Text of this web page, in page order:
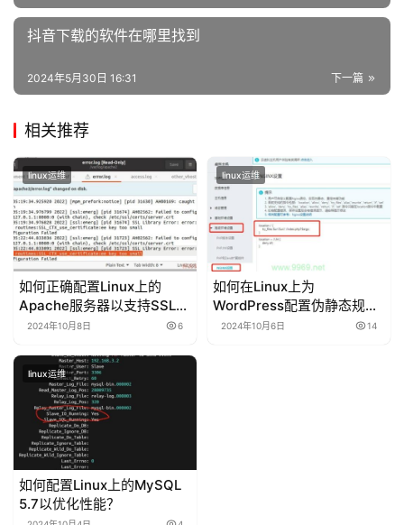
抖音下载的软件在哪里找到
下一篇
2024年5月30日 16:31
相关推荐
linux运维
如何正确配置Linux上的
Apache服务器以支持SSL加
密连接？
2024年10月8日 6
linux运维
如何在Linux上为
WordPress配置伪静态规
则？
2024年10月6日 14
linux运维
如何配置Linux上的MySQL
5.7以优化性能？